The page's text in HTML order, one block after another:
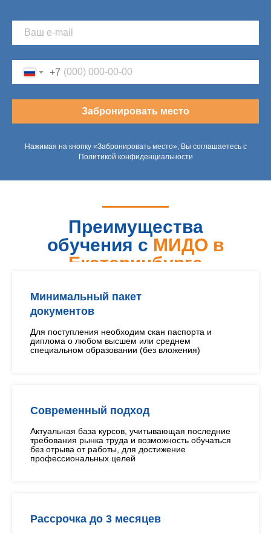
+7
Забронировать место
Нажимая на кнопку «Забронировать место», Вы соглашаетесь с
Политикой конфиденциальности
Преимущества
обучения с МИДО в
Екатеринбурге
Минимальный пакет
документов
Для поступления необходим скан паспорта и
диплома о любом высшем или среднем
специальном образовании (без вложения)
Современный подход
Актуальная база курсов, учитывающая последние
требования рынка труда и возможность обучаться
без отрыва от работы, для достижение
профессиональных целей
Рассрочка до 3 месяцев